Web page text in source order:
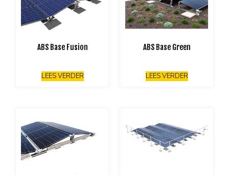
ABS Base Fusion
LEES VERDER
ABS Base Green
LEES VERDER